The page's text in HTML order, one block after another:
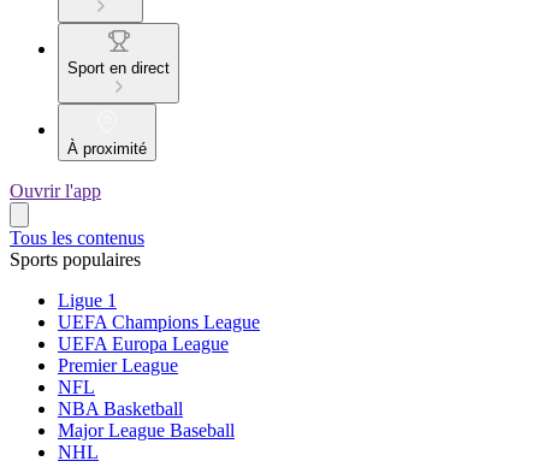
Sport en direct
À proximité
Ouvrir l'app
Tous les contenus
Sports populaires
Ligue 1
UEFA Champions League
UEFA Europa League
Premier League
NFL
NBA Basketball
Major League Baseball
NHL